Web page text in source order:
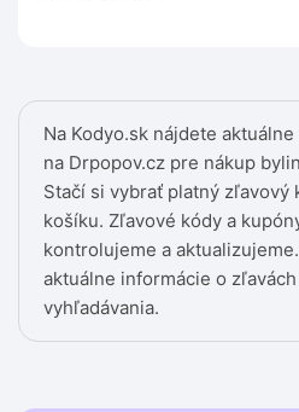
Na Kodyo.sk nájdete
na Drpopov.cz pre nákup
Stačí si vybrať platný zľavový
košíku. Zľavové kódy a
kontrolujeme a
aktuálne informácie o
vyhľadávania.